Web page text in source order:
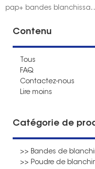
pap+ bandes
Contenu
Tous
FAQ
Contactez-nous
Lire moins
Catégorie de
>> Bandes de
>> Poudre de